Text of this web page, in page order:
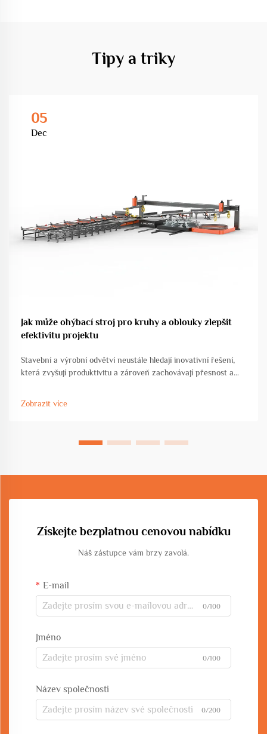
Tipy a triky
05
Dec
Jak může ohýbací stroj pro kruhy a oblouky zlepšit
efektivitu projektu
Stavební a výrobní odvětví neustále hledají inovativní řešení,
která zvyšují produktivitu a zároveň zachovávají přesnost a
Zobrazit více
Získejte bezplatnou cenovou nabídku
Náš zástupce vám brzy zavolá.
E-mail
0/100
Jméno
0/100
Název společnosti
0/200